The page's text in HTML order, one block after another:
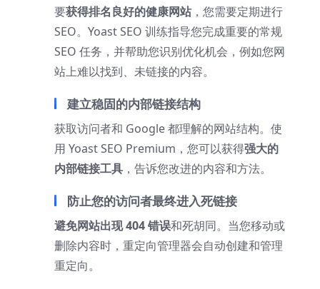
要获得排名良好的健康网站，您需要定期进行
SEO。Yoast SEO 训练指导您完成重要的常规
SEO 任务，并帮助您识别优化机会，例如您网
站上难以找到、未链接的内容。
建立稳固的内部链接结构
获取访问者和 Google 都理解的网站结构。使
用 Yoast SEO Premium，您可以获得强大的
内部链接工具 ，告诉您改进的内容和方法。
防止您的访问者最终进入死链接
避免网站出现 404 错误和死胡同。当您移动或
删除内容时，重定向管理器会自动创建和管理
重定向。